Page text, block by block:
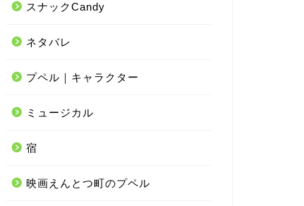
スナックCandy
ネタバレ
プペル｜キャラクター
ミュージカル
宿
映画えんとつ町のプペル